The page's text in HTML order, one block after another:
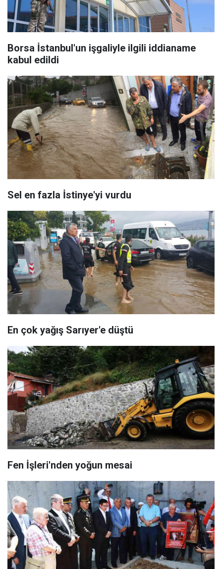
Borsa İstanbul'un işgaliyle ilgili iddianame
kabul edildi
Sel en fazla İstinye'yi vurdu
En çok yağış Sarıyer'e düştü
Fen İşleri'nden yoğun mesai